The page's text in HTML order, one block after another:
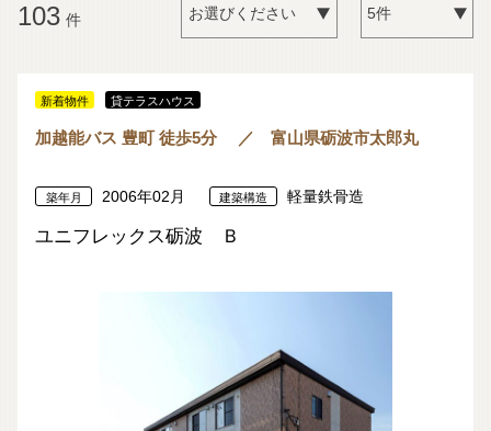
103 件
新着物件 貸テラスハウス
加越能バス 豊町 徒歩5分 ／ 富山県砺波市太郎丸
築年月 2006年02月 建築構造 軽量鉄骨造
ユニフレックス砺波 Ｂ